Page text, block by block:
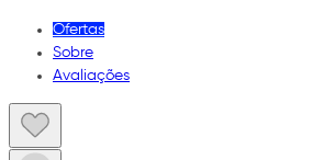
Ofertas
Sobre
Avaliações